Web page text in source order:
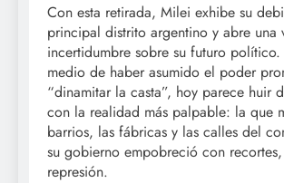
Con esta retirada, Milei exhibe su
principal distrito argentino y abre una
incertidumbre sobre su futuro
medio de haber asumido el poder
“dinamitar la casta”, hoy parece huir
con la realidad más palpable: la que
barrios, las fábricas y las calles del
su gobierno empobreció con
represión.